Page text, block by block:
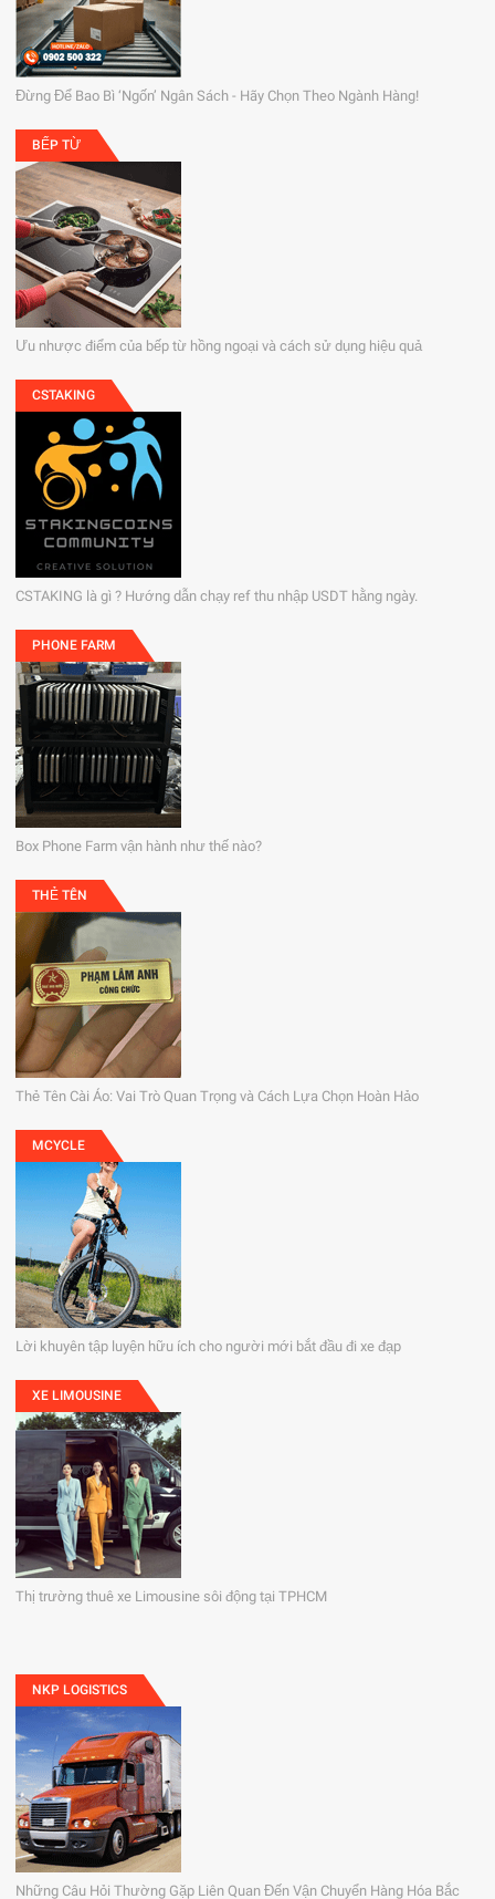
Đừng Để Bao Bì ‘Ngốn’ Ngân Sách - Hãy Chọn Theo Ngành Hàng!
BẾP TỪ
Ưu nhược điểm của bếp từ hồng ngoại và cách sử dụng hiệu quả
CSTAKING
CSTAKING là gì ? Hướng dẫn chạy ref thu nhập USDT hằng ngày.
PHONE FARM
Box Phone Farm vận hành như thế nào?
THẺ TÊN
Thẻ Tên Cài Áo: Vai Trò Quan Trọng và Cách Lựa Chọn Hoàn Hảo
MCYCLE
Lời khuyên tập luyện hữu ích cho người mới bắt đầu đi xe đạp
XE LIMOUSINE
Thị trường thuê xe Limousine sôi động tại TPHCM
NKP LOGISTICS
Những Câu Hỏi Thường Gặp Liên Quan Đến Vận Chuyển Hàng Hóa Bắc